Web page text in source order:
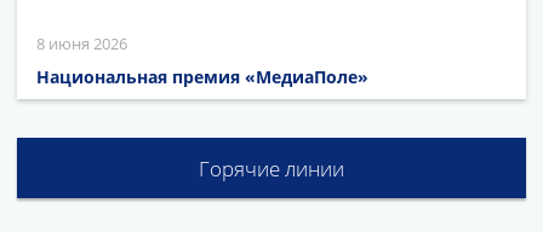
8 июня 2026
Национальная премия «МедиаПоле»
Горячие линии